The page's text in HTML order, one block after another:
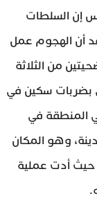
إن السلطات
أن الهجوم عمل
من الثلاثة
بضربات سكين في
المنطقة في
وهو المكان
كبيرة، حيث أدت عملية